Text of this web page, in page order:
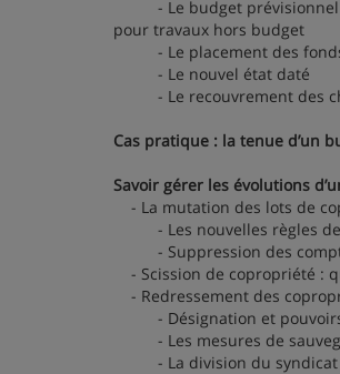
- Le budget prévisionnel :
pour travaux hors budget
- Le placement des fonds
- Le nouvel état daté
- Le recouvrement des
Cas pratique : la tenue d’un
Savoir gérer les évolutions
- La mutation des lots de
- Les nouvelles règles de
- Suppression des
- Scission de copropriété :
- Redressement des
- Désignation et pouvoirs
- Les mesures de
- La division du syndicat